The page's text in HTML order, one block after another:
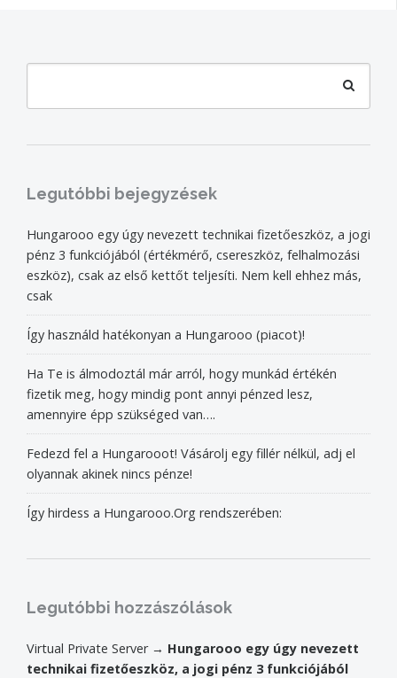
Search
Legutóbbi bejegyzések
Hungarooo egy úgy nevezett technikai fizetőeszköz, a jogi
pénz 3 funkciójából (értékmérő, csereszköz, felhalmozási
eszköz), csak az első kettőt teljesíti. Nem kell ehhez más,
csak
Így használd hatékonyan a Hungarooo (piacot)!
Ha Te is álmodoztál már arról, hogy munkád értékén
fizetik meg, hogy mindig pont annyi pénzed lesz,
amennyire épp szükséged van….
Fedezd fel a Hungarooot! Vásárolj egy fillér nélkül, adj el
olyannak akinek nincs pénze!
Így hirdess a Hungarooo.Org rendszerében:
Legutóbbi hozzászólások
Virtual Private Server
Hungarooo egy úgy nevezett
technikai fizetőeszköz, a jogi pénz 3 funkciójából